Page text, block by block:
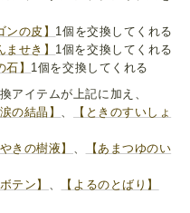
ンの皮】 1個を交換してくれる
ませき】 1個を交換してくれる
石】 1個を交換してくれる
アイテムが上記に加え、
の結晶】 、
【ときのすいしょ
きの樹液】 、
【あまつゆのい
テン】 、
【よるのとばり】